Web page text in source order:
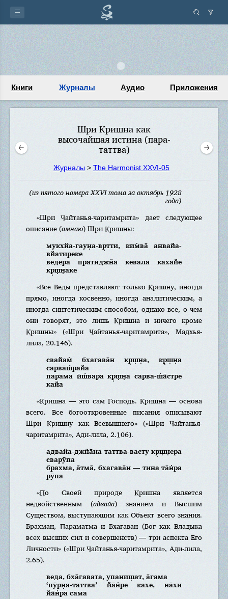
Книги Журналы Аудио Приложения
Шри Кришна как
высочайшая истина (пара-
таттва)
Журналы > The Harmonist XXVI-05
(из пятого номера XXVI тома за октябрь 1928
года)
«Шри Чайтанья-чаритамрита» дает следующее
описание (амнаю) Шри Кришны:
мукхйа-гаун̣а-вр̣тти, ким̇ва̄ анвайа-
вйатиреке
ведера пратиджн̃а̄ кевала кахайе
кр̣ш̣н̣аке
«Все Веды представляют только Кришну, иногда
прямо, иногда косвенно, иногда аналитическим, а
иногда синтетическим способом, однако все, о чем
они говорят, это лишь Кришна и ничего кроме
Кришны» («Шри Чайтанья-чаритамрита», Мадхья-
лила, 20.146).
свайам̇ бхагава̄н кр̣ш̣н̣а, кр̣ш̣н̣а
сарва̄ш́райа
парама ӣш́вара кр̣ш̣н̣а сарва-ш́а̄стре
кайа
«Кришна — это сам Господь. Кришна — основа
всего. Все богооткровенные писания описывают
Шри Кришну как Всевышнего» («Шри Чайтанья-
чаритамрита», Ади-лила, 2.106).
адвайа-джн̃а̄на таттва-васту кр̣ш̣н̣ера
сварӯпа
брахма, а̄тма̄, бхагава̄н — тина та̄н̇ра
рӯпа
«По Своей природе Кришна является
недвойственным (адвайа) знанием и Высшим
Существом, выступающим как Объект всего знания.
Брахман, Параматма и Бхагаван (Бог как Владыка
всех высших сил и совершенств) — три аспекта Его
Личности» («Шри Чайтанья-чаритамрита», Ади-лила,
2.65).
веда, бха̄гавата, упаниш̣ат, а̄гама
‘пӯрн̣а-таттва’ йа̄н̇ре кахе, на̄хи
йа̄н̇ра сама